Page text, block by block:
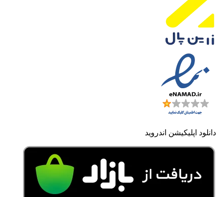
دانلود اپلیکیشن اندروید